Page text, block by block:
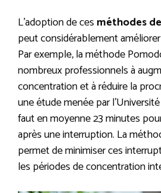
L’adoption de ces méthodes
peut considérablement
Par exemple, la méthode
nombreux professionnels à
concentration et à réduire la
une étude menée par
faut en moyenne 23 minutes
après une interruption. La
permet de minimiser ces
les périodes de concentration